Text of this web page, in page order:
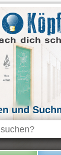
und